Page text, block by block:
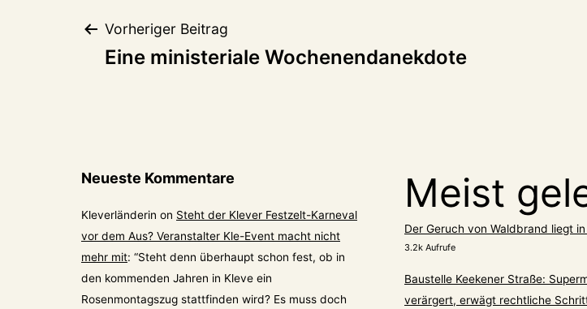
Beitragsnavigation
Vorheriger Beitrag
Eine ministeriale Wochenendanekdote
Neueste Kommentare
Kleverländerin on Steht der Klever Festzelt-Karneval
vor dem Aus? Veranstalter Kle-Event macht nicht
mehr mit: “Steht denn überhaupt schon fest, ob in
den kommenden Jahren in Kleve ein
Rosenmontagszug stattfinden wird? Es muss doch
Meist
Der Geruch von Waldbrand liegt
3.2k Aufrufe
Baustelle Keekener Straße:
verärgert, erwägt rechtliche